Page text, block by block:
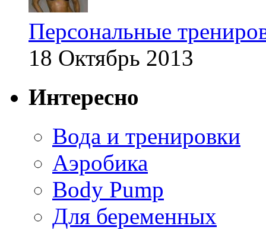
Персональные
18 Октябрь 2013
Интересно
Вода и тренировки
Аэробика
Body Pump
Для беременных